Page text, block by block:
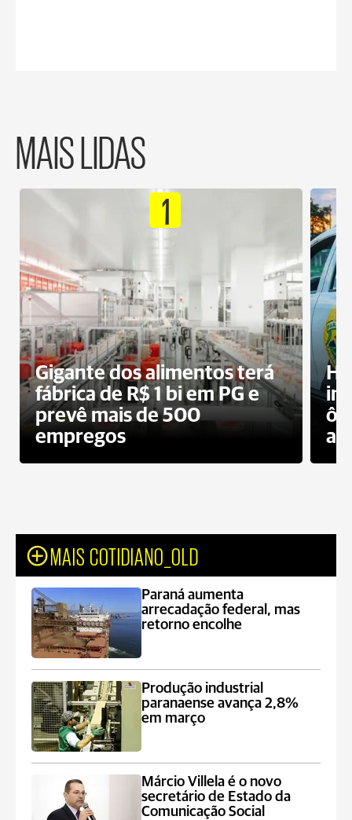
MAIS LIDAS
1
Gigante dos alimentos terá
fábrica de R$ 1 bi em PG e
prevê mais de 500
empregos
MAIS COTIDIANO_OLD
Paraná aumenta
arrecadação federal, mas
retorno encolhe
Produção industrial
paranaense avança 2,8%
em março
Márcio Villela é o novo
secretário de Estado da
Comunicação Social